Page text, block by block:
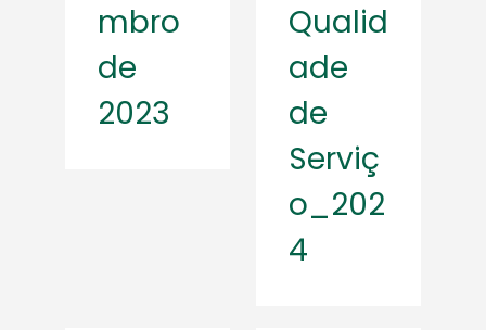
mbro
de
2023
Qualid
ade
de
Serviç
o_202
4